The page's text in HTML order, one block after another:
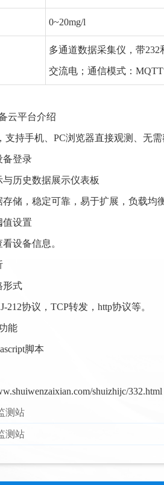
0~20mg/l
多通道数据采集仪，带
交流电；通信模式：
云平台介绍
支持手机、PC浏览器直接观测、无需
备登录
历史数据展示仪表板
储，稳定可靠，易于扩展，负载均衡
值设置
设备信息。
形式
212协议，TCP转发，http协议等。
能
脚本
shuizhijc/332.html
测站
测站